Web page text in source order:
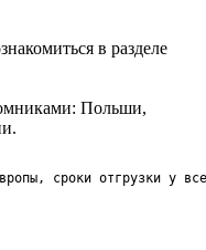
в разделе
Польши,
сроки отгрузки у